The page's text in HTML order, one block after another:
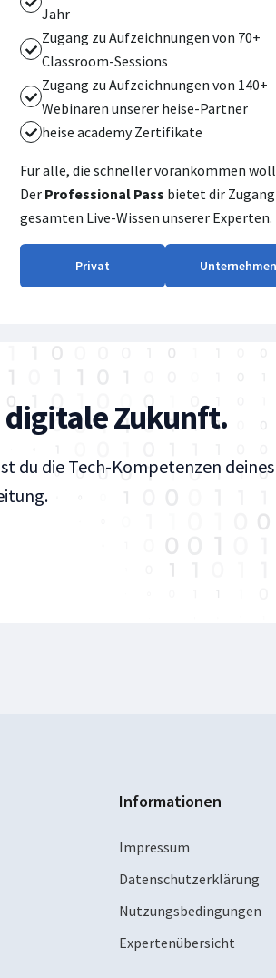
Jahr
Zugang zu Aufzeichnungen von 70+
Classroom-Sessions
Zugang zu Aufzeichnungen von 140+
Webinaren unserer heise-Partner
heise academy Zertifikate
Für alle, die schneller vorankommen
Der Professional Pass bietet dir
gesamten Live-Wissen unserer Experten.
Privat Unternehmen
digitale Zukunft.
du die Tech-Kompetenzen
Informationen
Impressum
Datenschutzerklärung
Nutzungsbedingungen
Expertenübersicht